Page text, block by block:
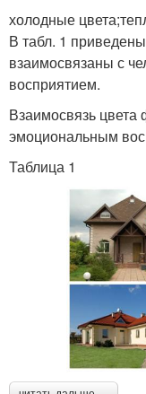
холодные
В табл. 1
взаимосвязаны с
восприятием.
Взаимосвязь цвета
эмоциональным
Таблица 1